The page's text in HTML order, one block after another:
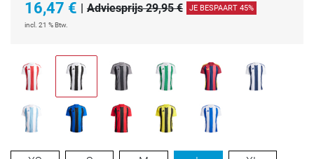
16,47 € | Adviesprijs 29,95 € JE BESPAART 45%
incl. 21 % Btw.